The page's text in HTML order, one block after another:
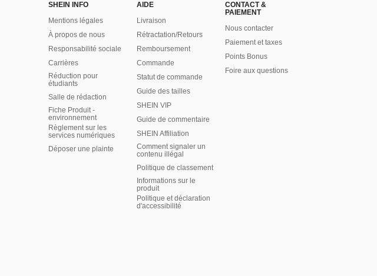
SHEIN INFO
Mentions légales
À propos de nous
Responsabilité sociale
Carrières
Réduction pour
étudiants
Salle de rédaction
Fiche Produit -
environnement
Règlement sur les
services numériques
Déposer une plainte
AIDE
Livraison
Rétractation/Retours
Remboursement
Commande
Statut de commande
Guide des tailles
SHEIN VIP
Guide de commentaire
SHEIN Affiliation
Comment signaler un
contenu illégal
Politique de classement
Informations sur le
produit
Politique et déclaration
d'accessibilité
CONTACT &
PAIEMENT
Nous contacter
Paiement et taxes
Points Bonus
Foire aux questions